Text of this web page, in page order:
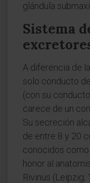
glándula
Sistema
A diferencia de
solo conducto
(con su
carece de un
Su secreción
de entre 8 y 20
conocidos
honor al
Rivinus (Leipzig,